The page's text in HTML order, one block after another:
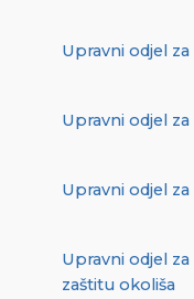
Upravni odjel
Upravni odjel
Upravni odjel
Upravni odjel
zaštitu okoliša